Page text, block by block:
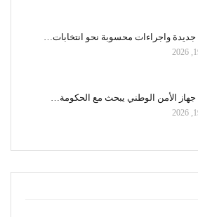
واجراءات محسوبة نحو انتخابات…
الأمن الوطني يبحث مع الحكومة…